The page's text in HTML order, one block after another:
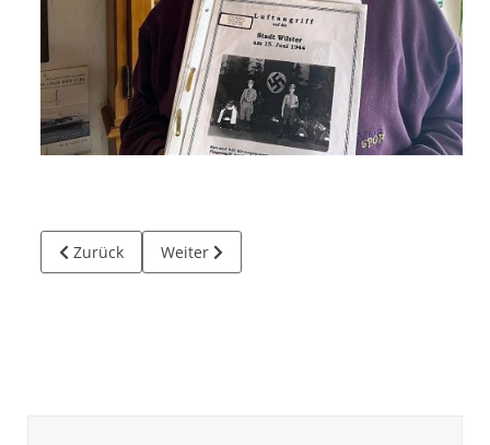
Vorheriger Beitrag: Helfer für Rathausfest gesucht (shz
Zurück Nächster Beitrag: Naturkundemuseum
Weiter